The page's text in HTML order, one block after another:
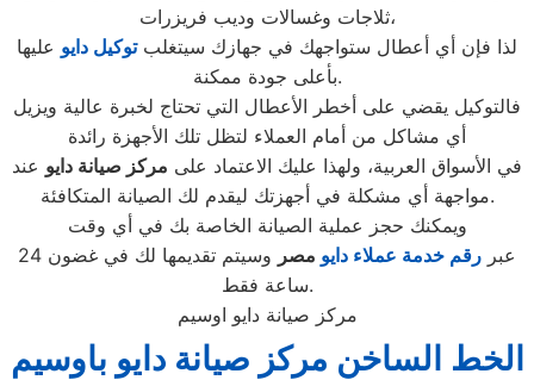
ثلاجات وغسالات وديب فريزرات،
لذا فإن أي أعطال ستواجهك في جهازك سيتغلبتوكيل دايو عليها
بأعلى جودة ممكنة.
فالتوكيل يقضي على أخطر الأعطال التي تحتاج لخبرة عالية ويزيل
أي مشاكل من أمام العملاء لتظل تلك الأجهزة رائدة
في الأسواق العربية، ولهذا عليك الاعتماد على مركز صيانة دايو عند
مواجهة أي مشكلة في أجهزتك ليقدم لك الصيانة المتكافئة.
ويمكنك حجز عملية الصيانة الخاصة بك في أي وقت
عبر رقم خدمة عملاء دايو مصر
وسيتم تقديمها لك في غضون 24
ساعة فقط.
مركز صيانة دايو اوسيم
الخط الساخن مركز صيانة دايو باوسيم